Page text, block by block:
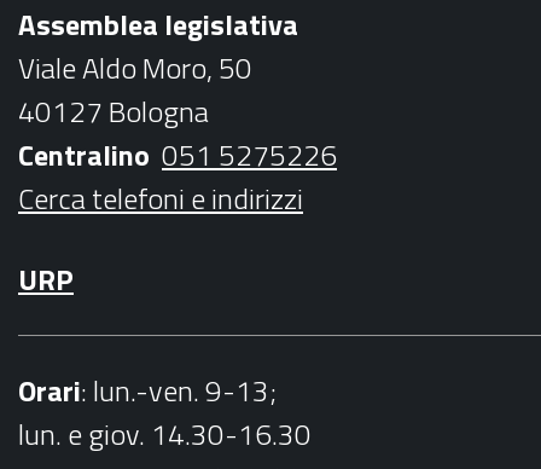
o
k
r
r
a
m
b
e
Assemblea legislativa
Viale Aldo Moro, 50
40127 Bologna
Centralino 051 5275226
Cerca telefoni e indirizzi
URP
Orari: lun.-ven. 9-13;
lun. e giov. 14.30-16.30